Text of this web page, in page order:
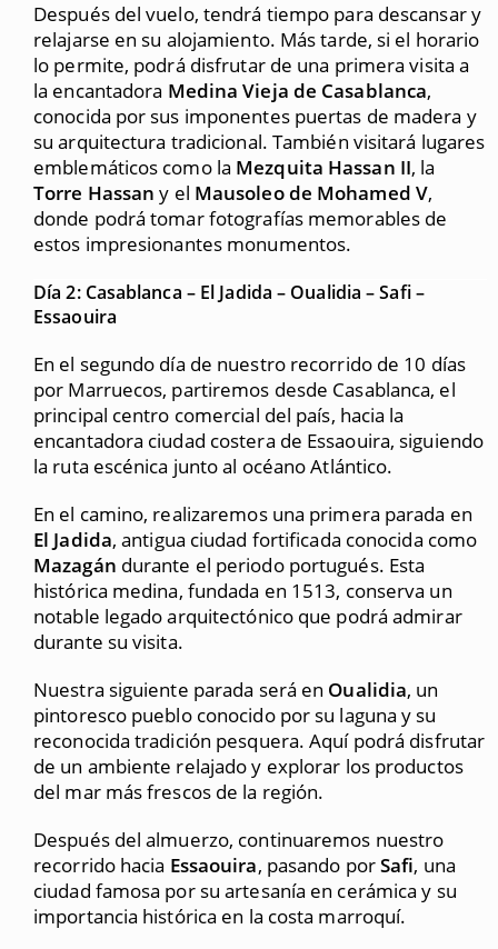
Después del vuelo, tendrá tiempo para descansar y
relajarse en su alojamiento. Más tarde, si el horario
lo permite, podrá disfrutar de una primera visita a
la encantadora Medina Vieja de Casablanca,
conocida por sus imponentes puertas de madera y
su arquitectura tradicional. También visitará lugares
emblemáticos como la Mezquita Hassan II, la
Torre Hassan y el Mausoleo de Mohamed V,
donde podrá tomar fotografías memorables de
estos impresionantes monumentos.
Día 2: Casablanca – El Jadida – Oualidia – Safi –
Essaouira
En el segundo día de nuestro recorrido de 10 días
por Marruecos, partiremos desde Casablanca, el
principal centro comercial del país, hacia la
encantadora ciudad costera de Essaouira, siguiendo
la ruta escénica junto al océano Atlántico.
En el camino, realizaremos una primera parada en
El Jadida, antigua ciudad fortificada conocida como
Mazagán durante el periodo portugués. Esta
histórica medina, fundada en 1513, conserva un
notable legado arquitectónico que podrá admirar
durante su visita.
Nuestra siguiente parada será en Oualidia, un
pintoresco pueblo conocido por su laguna y su
reconocida tradición pesquera. Aquí podrá disfrutar
de un ambiente relajado y explorar los productos
del mar más frescos de la región.
Después del almuerzo, continuaremos nuestro
recorrido hacia Essaouira, pasando porSafi, una
ciudad famosa por su artesanía en cerámica y su
importancia histórica en la costa marroquí.